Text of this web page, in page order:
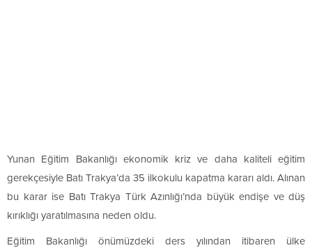
Yunan Eğitim Bakanlığı ekonomik kriz ve daha kaliteli eğitim
gerekçesiyle Batı Trakya’da 35 ilkokulu kapatma kararı aldı. Alınan
bu karar ise Batı Trakya Türk Azınlığı’nda büyük endişe ve düş
kırıklığı yaratılmasına neden oldu.
Eğitim Bakanlığı önümüzdeki ders yılından itibaren ülke